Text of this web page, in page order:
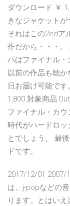
ダウンロード ￥
きなジャケットが
それはこの2edア
作だから・・・。
パはファイナル
以前の作品も聴
日お届け可能で
1,800 対象商品
ファイナル・カ
時代がハードロ
とでしょう。 最
ドです。
2017/12/01 2007/
は、j-popなどの
ります。とはい